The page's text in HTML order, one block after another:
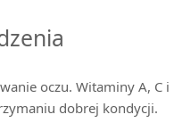
oczu. Witaminy A, C i
dobrej kondycji.